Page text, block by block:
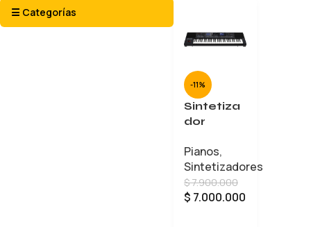
☰ Categorías
-11%
Sintetiza
dor
A7
Pianos,
Sintetizadores
$7.900.000
$ 7.000.000